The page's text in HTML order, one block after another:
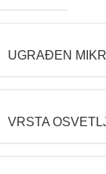
UGRAĐEN
VRSTA